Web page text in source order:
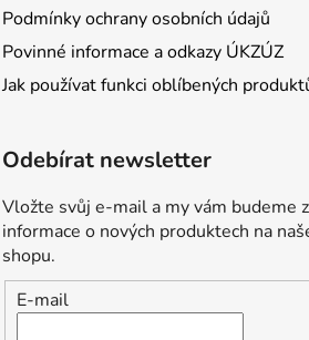
Podmínky ochrany osobních údajů
Povinné informace a odkazy ÚKZÚZ
Jak používat funkci oblíbených
Odebírat newsletter
Vložte svůj e-mail a my vám budeme
informace o nových produktech na
shopu.
E-mail